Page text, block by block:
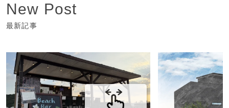
New Post
最新記事